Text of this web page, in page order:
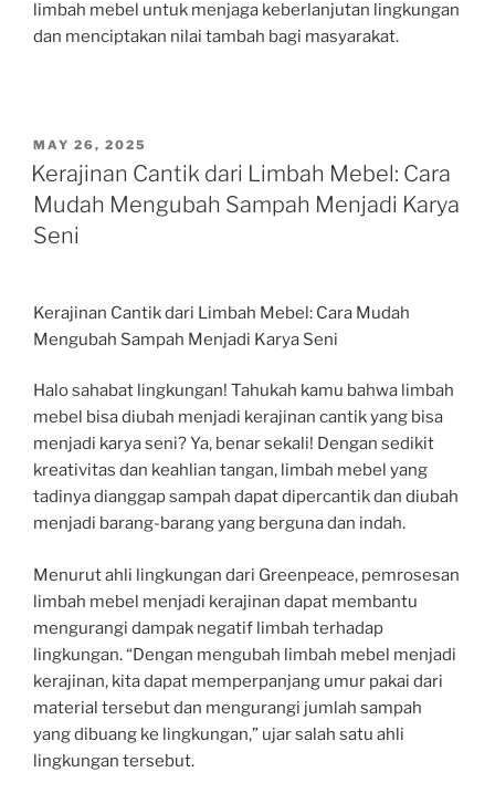
limbah mebel untuk menjaga keberlanjutan lingkungan
dan menciptakan nilai tambah bagi masyarakat.
POSTED
ON
MAY 26, 2025
Kerajinan Cantik dari Limbah Mebel: Cara
Mudah Mengubah Sampah Menjadi Karya
Seni
Kerajinan Cantik dari Limbah Mebel: Cara Mudah
Mengubah Sampah Menjadi Karya Seni
Halo sahabat lingkungan! Tahukah kamu bahwa limbah
mebel bisa diubah menjadi kerajinan cantik yang bisa
menjadi karya seni? Ya, benar sekali! Dengan sedikit
kreativitas dan keahlian tangan, limbah mebel yang
tadinya dianggap sampah dapat dipercantik dan diubah
menjadi barang-barang yang berguna dan indah.
Menurut ahli lingkungan dari Greenpeace, pemrosesan
limbah mebel menjadi kerajinan dapat membantu
mengurangi dampak negatif limbah terhadap
lingkungan. “Dengan mengubah limbah mebel menjadi
kerajinan, kita dapat memperpanjang umur pakai dari
material tersebut dan mengurangi jumlah sampah
yang dibuang ke lingkungan,” ujar salah satu ahli
lingkungan tersebut.